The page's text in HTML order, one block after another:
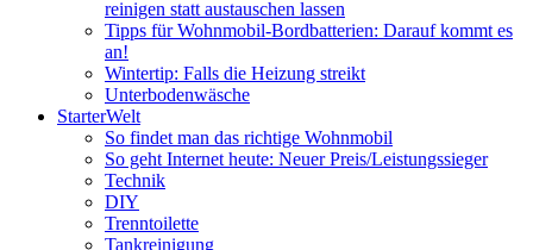
reinigen statt austauschen lassen
Tipps für Wohnmobil-Bordbatterien: Darauf kommt es
an!
Wintertip: Falls die Heizung streikt
Unterbodenwäsche
StarterWelt
So findet man das richtige Wohnmobil
So geht Internet heute: Neuer Preis/Leistungssieger
Technik
DIY
Trenntoilette
Tankreinigung